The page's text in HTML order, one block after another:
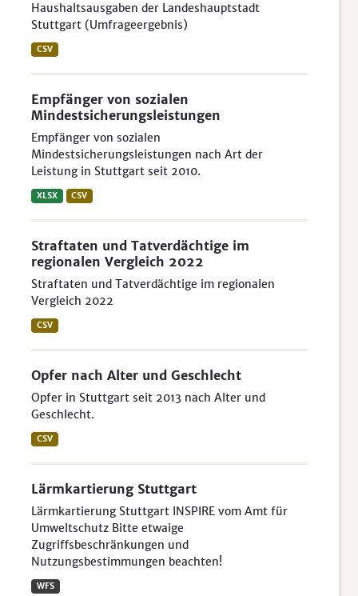
Haushaltsausgaben der Landeshauptstadt
Stuttgart (Umfrageergebnis)
CSV
Empfänger von sozialen
Mindestsicherungsleistungen
Empfänger von sozialen
Mindestsicherungsleistungen nach Art der
Leistung in Stuttgart seit 2010.
XLSX CSV
Straftaten und Tatverdächtige im
regionalen Vergleich 2022
Straftaten und Tatverdächtige im regionalen
Vergleich 2022
CSV
Opfer nach Alter und Geschlecht
Opfer in Stuttgart seit 2013 nach Alter und
Geschlecht.
CSV
Lärmkartierung Stuttgart
Lärmkartierung Stuttgart INSPIRE vom Amt für
Umweltschutz Bitte etwaige
Zugriffsbeschränkungen und
Nutzungsbestimmungen beachten!
WFS